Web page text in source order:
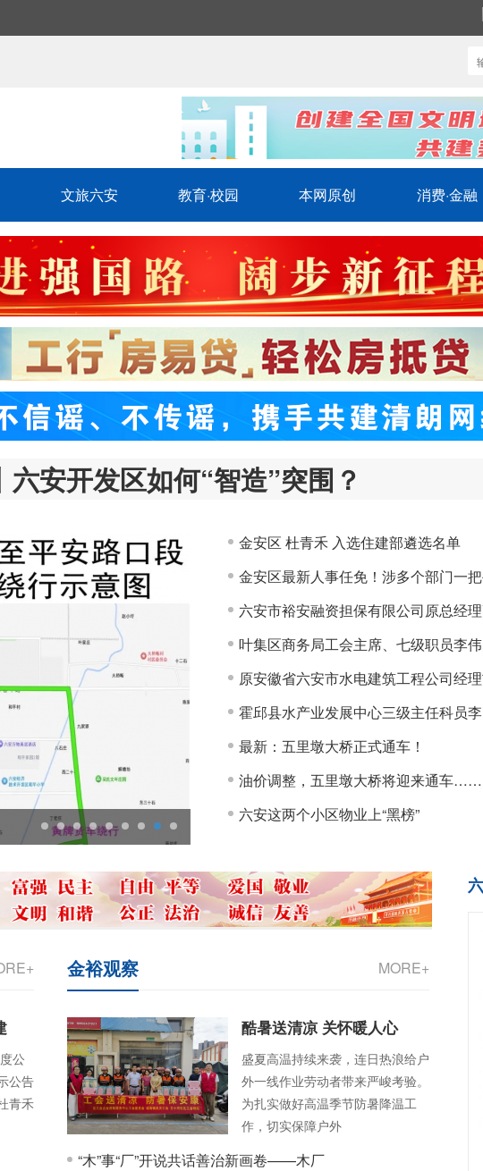
文旅六安 教育·校园 本网原创 消费·金融
六安开发区如何“智造”突围？
西城广场来了！六安又一商业综合体获批！
2 3 4 5
金安区 杜青禾 入选住建部遴选名单
金安区最新人事任免！涉多个部门一
六安市裕安融资担保有限公司原总经
叶集区商务局工会主席、七级职员李
原安徽省六安市水电建筑工程公司经
霍邱县水产业发展中心三级主任科员
最新：五里墩大桥正式通车！
油价调整，五里墩大桥将迎来通车……
六安这两个小区物业上“黑榜”
公
公告
青禾
金裕观察 MORE+
酷暑送清凉 关怀暖人心
盛夏高温持续来袭，连日热浪给户
外一线作业劳动者带来严峻考验。
为扎实做好高温季节防暑降温工
作，切实保障户外
“木”事“厂”开说共话善治新画卷——木厂